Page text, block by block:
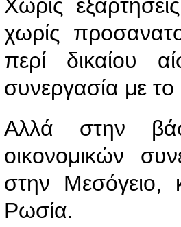
Χωρίς
χωρίς
περί δικαίου
συνεργασία με
Αλλά στην
οικονομικών
στην Μεσόγειο,
Ρωσία.